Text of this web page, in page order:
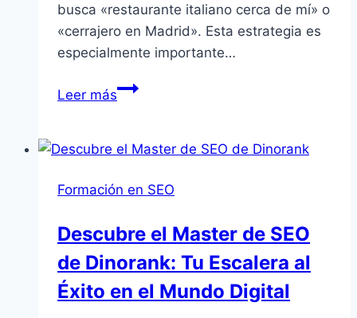
busca «restaurante italiano cerca de mí» o
«cerrajero en Madrid». Esta estrategia es
especialmente importante…
Leer másCurso
Local:
desde
a
dominar
visibilidad
Formación en SEO
Descubre el Master de SEO
de Dinorank: Tu Escalera al
Éxito en el Mundo Digital